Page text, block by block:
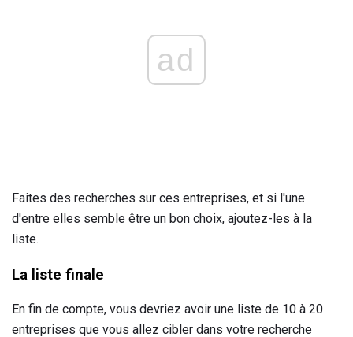
ad
Faites des recherches sur ces entreprises, et si l'une
d'entre elles semble être un bon choix, ajoutez-les à la
liste.
La liste finale
En fin de compte, vous devriez avoir une liste de 10 à 20
entreprises que vous allez cibler dans votre recherche